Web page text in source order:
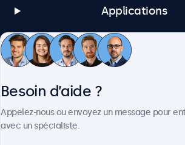
Applications
Service client
Besoin d’aide ?
Appelez-nous ou envoyez un message pour
avec un spécialiste.